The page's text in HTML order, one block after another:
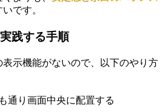
です。
践する手順
示機能がないので、以下のやり方
通り画面中央に配置する